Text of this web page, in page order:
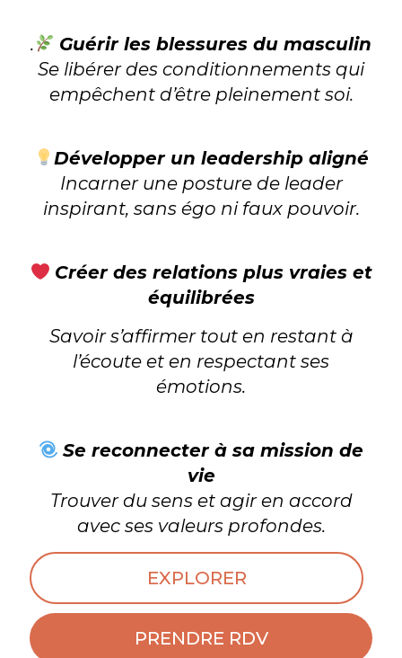
.
Guérir les blessures du masculin
Se libérer des conditionnements qui
empêchent d’être pleinement soi.
Développer un leadership aligné
Incarner une posture de leader
inspirant, sans égo ni faux pouvoir.
Créer des relations plus vraies et
équilibrées
Savoir s’affirmer tout en restant à
l’écoute et en respectant ses
émotions.
Se reconnecter à sa mission de
vie
Trouver du sens et agir en accord
avec ses valeurs profondes.
EXPLORER
PRENDRE RDV